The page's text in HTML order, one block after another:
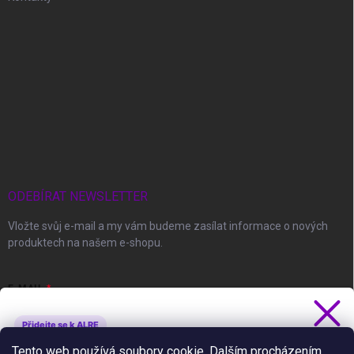
ODEBÍRAT NEWSLETTER
Vložte svůj e-mail a my vám budeme zasílat informace o nových
produktech na našem e-shopu.
E-MAIL
Přidejte se k ALRE
Získejte 5 % slevu